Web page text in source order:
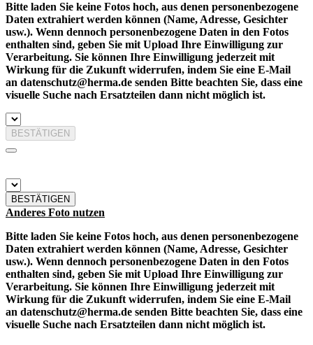
Bitte laden Sie keine Fotos hoch, aus denen personenbezogene
Daten extrahiert werden können (Name, Adresse, Gesichter
usw.). Wenn dennoch personenbezogene Daten in den Fotos
enthalten sind, geben Sie mit Upload Ihre Einwilligung zur
Verarbeitung. Sie können Ihre Einwilligung jederzeit mit
Wirkung für die Zukunft widerrufen, indem Sie eine E-Mail
an datenschutz@herma.de senden Bitte beachten Sie, dass eine
visuelle Suche nach Ersatzteilen dann nicht möglich ist.
BESTÄTIGEN
BESTÄTIGEN
Anderes Foto nutzen
Bitte laden Sie keine Fotos hoch, aus denen personenbezogene
Daten extrahiert werden können (Name, Adresse, Gesichter
usw.). Wenn dennoch personenbezogene Daten in den Fotos
enthalten sind, geben Sie mit Upload Ihre Einwilligung zur
Verarbeitung. Sie können Ihre Einwilligung jederzeit mit
Wirkung für die Zukunft widerrufen, indem Sie eine E-Mail
an datenschutz@herma.de senden Bitte beachten Sie, dass eine
visuelle Suche nach Ersatzteilen dann nicht möglich ist.